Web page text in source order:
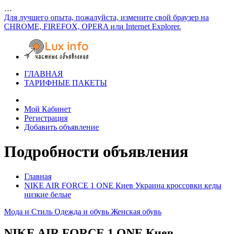
…
Для лучшего опыта, пожалуйста, измените свой браузер на
CHROME, FIREFOX, OPERA или Internet Explorer.
ГЛАВНАЯ
ТАРИФНЫЕ ПАКЕТЫ
Мой Кабинет
Регистрация
Добавить объявление
Подробности объявления
Главная
NIKE AIR FORCE 1 ONE Киев Украина кроссовки кеды
низкие белые
Мода и Стиль Одежда и обувь Женская обувь